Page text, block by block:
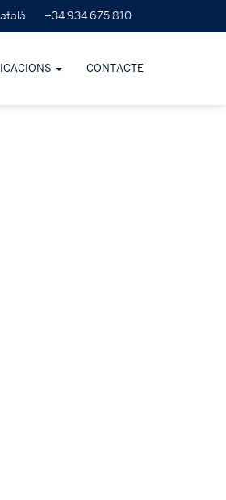
+34 934 675 810
CONTACTE